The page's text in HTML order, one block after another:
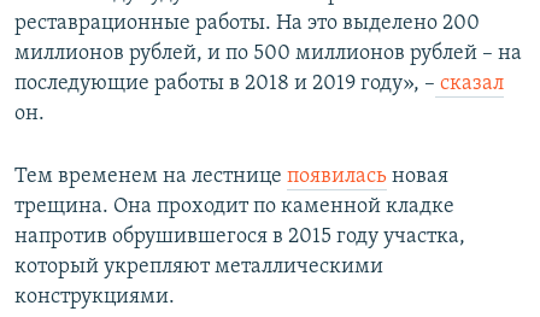
реставрационные работы. На это выделено 200
миллионов рублей, и по 500 миллионов рублей – на
последующие работы в 2018 и 2019 году», – сказал
он.
Тем временем на лестнице появилась новая
трещина. Она проходит по каменной кладке
напротив обрушившегося в 2015 году участка,
который укрепляют металлическими
конструкциями.